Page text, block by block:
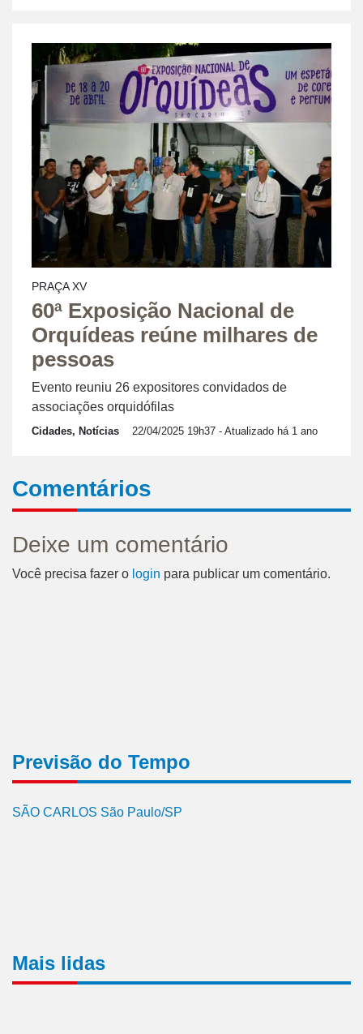
PRAÇA XV
60ª Exposição Nacional de
Orquídeas reúne milhares de
pessoas
Evento reuniu 26 expositores convidados de
associações orquidófilas
Cidades, Notícias 22/04/2025 19h37 - Atualizado há 1 ano
Comentários
Deixe um comentário
Você precisa fazer o login para publicar um comentário.
Previsão do Tempo
SÃO CARLOS São Paulo/SP
Mais lidas